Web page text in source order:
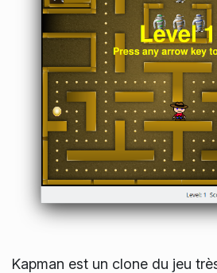
Kapman est un clone du jeu